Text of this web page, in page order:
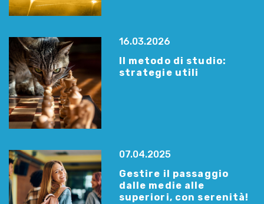
16.03.2026
Il metodo di studio:
strategie utili
07.04.2025
Gestire il passaggio
dalle medie alle
superiori, con serenità!